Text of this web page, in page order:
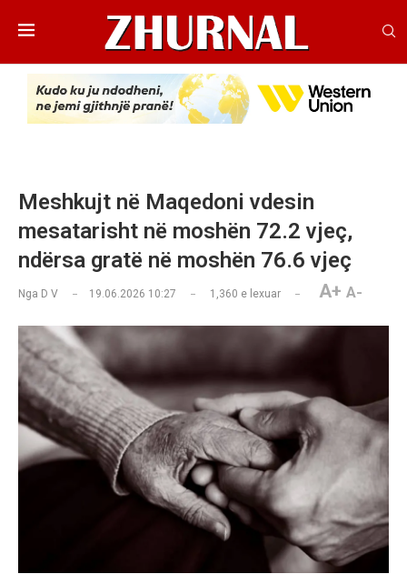
Meshkujt në Maqedoni vdesin
mesatarisht në moshën 72.2 vjeç,
ndërsa gratë në moshën 76.6 vjeç
Nga D V 19.06.2026 10:27 1,360 e lexuar A+ A-